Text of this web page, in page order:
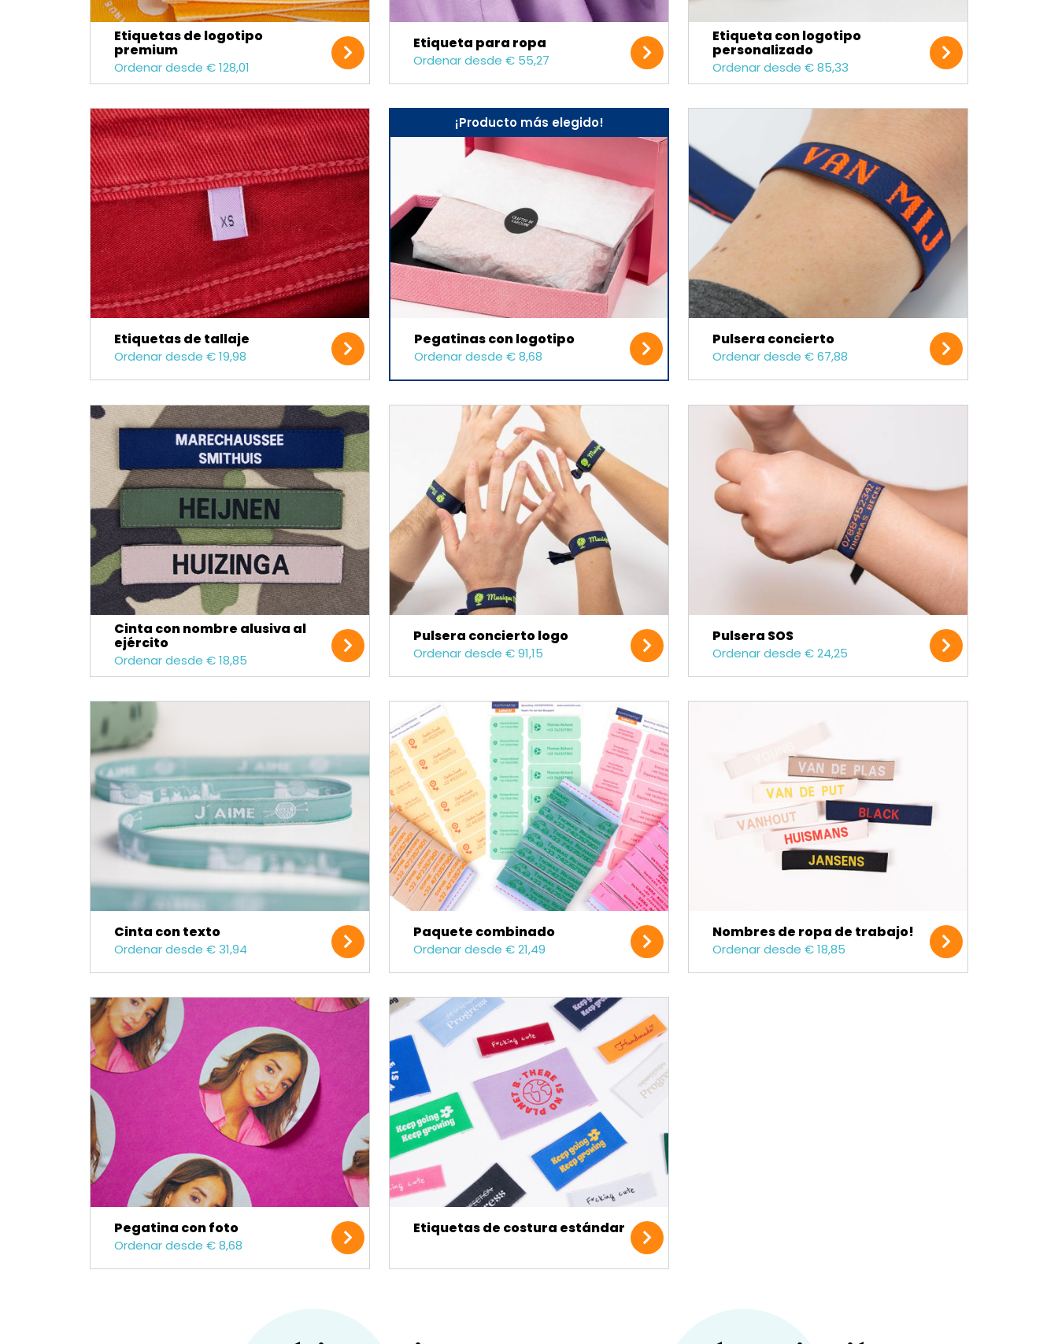
Etiquetas de logotipo
premium
Ordenar desde € 128,01
Etiqueta para ropa
Ordenar desde € 55,27
Etiqueta con logotipo
personalizado
Ordenar desde € 85,33
Etiquetas de tallaje
Ordenar desde € 19,98
¡Producto más elegido!
Pegatinas con logotipo
Ordenar desde € 8,68
Pulsera concierto
Ordenar desde € 67,88
Cinta con nombre alusiva al
ejército
Ordenar desde € 18,85
Pulsera concierto logo
Ordenar desde € 91,15
Pulsera SOS
Ordenar desde € 24,25
Cinta con texto
Ordenar desde € 31,94
Paquete combinado
Ordenar desde € 21,49
Nombres de ropa de trabajo!
Ordenar desde € 18,85
Pegatina con foto
Ordenar desde € 8,68
Etiquetas de costura estándar